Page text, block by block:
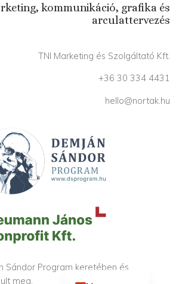
kommunikáció, grafika és
arculattervezés
TNI Marketing és Szolgáltató Kft.
+36 30 334 4431
hello@nortak.hu
Sándor Program keretében és
meg.
English (UK)